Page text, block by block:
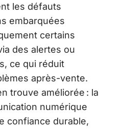
les défauts
embarquées
certains
des alertes ou
ce qui réduit
après-vente.
trouve améliorée : la
numérique
confiance durable,